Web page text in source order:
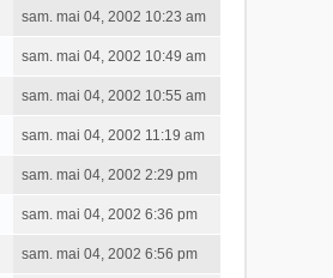
sam. mai 04, 2002 10:23 am
sam. mai 04, 2002 10:49 am
sam. mai 04, 2002 10:55 am
sam. mai 04, 2002 11:19 am
sam. mai 04, 2002 2:29 pm
sam. mai 04, 2002 6:36 pm
sam. mai 04, 2002 6:56 pm